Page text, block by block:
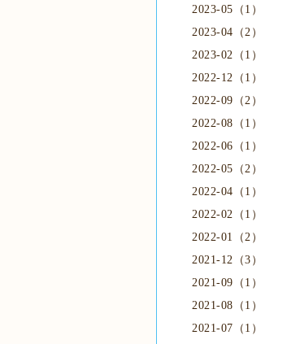
2023-05（1）
2023-04（2）
2023-02（1）
2022-12（1）
2022-09（2）
2022-08（1）
2022-06（1）
2022-05（2）
2022-04（1）
2022-02（1）
2022-01（2）
2021-12（3）
2021-09（1）
2021-08（1）
2021-07（1）